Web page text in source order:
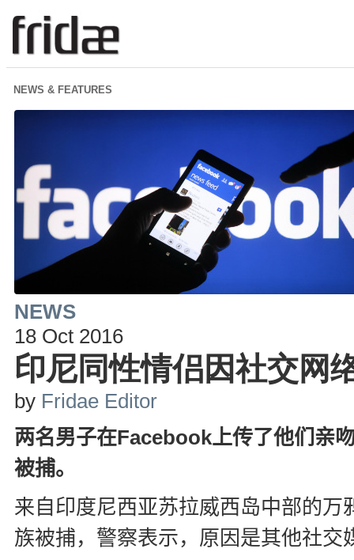
NEWS & FEATURES
NEWS
18 Oct 2016
印尼同性情侣因社交网
by Fridae Editor
两名男子在Facebook上传了他们亲
被捕。
来自印度尼西亚苏拉威西岛中部的万
族被捕，警察表示，原因是其他社